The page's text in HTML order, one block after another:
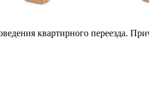
квартирного переезда.